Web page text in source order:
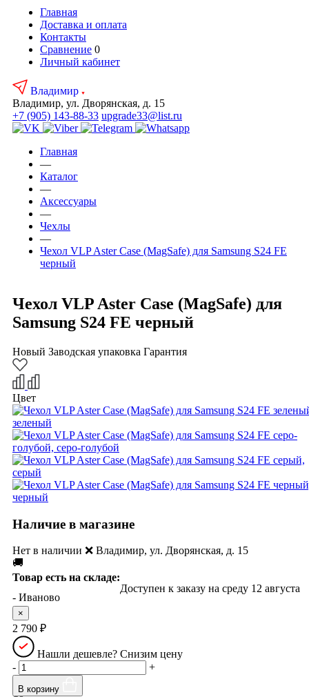
Главная
Доставка и оплата
Контакты
Сравнение 0
Личный кабинет
Владимир
Владимир, ул. Дворянская, д. 15
+7 (905) 143-88-33 upgrade33@list.ru
Главная
—
Каталог
—
Аксесcуары
—
Чехлы
—
Чехол VLP Aster Case (MagSafe) для Samsung S24 FE
черный
Чехол VLP Aster Case (MagSafe) для
Samsung S24 FE черный
Новый Заводская упаковка Гарантия
Цвет
Наличие в магазине
Нет в наличии ❌ Владимир, ул. Дворянская, д. 15
🚚
Товар есть на складе:
- Иваново
×
Доступен к заказу
2 790 ₽
Нашли дешевле? Снизим цену
-
+
В корзину